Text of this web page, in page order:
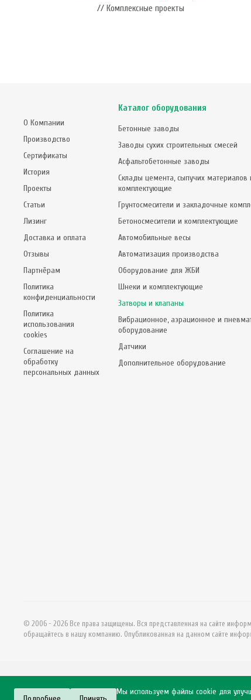
// Комплексные проекты
О Компании
Производство
Сертификаты
История
Проекты
Статьи
Лизинг
Доставка и оплата
Отзывы
Партнёрам
Политика
конфиденциальности
Политика
использования
cookies
Соглашение на
обработку
персональных данных
Каталог оборудования
Бетонные заводы
Заводы сухих строительных смесей
Асфальтобетонные заводы
Склады цемента, сыпучих материалов
комплектующие
Грунтосмесители и закладочные
Бетоносмесители и комплектующие
Автомобильные весы
Автоматизация производства
Оборудование для ЖБИ
Шнеки и комплектующие
Затворы и клапаны
Вибрационное, аэрационное и
оборудование
Датчики
Дополнительное оборудование
© 2006 - 2026 Все права защищены. Вся представленная на сайте
обращайтесь в нашу компанию. Опубликованная на данном сайте
Мы используем файлы cookie для